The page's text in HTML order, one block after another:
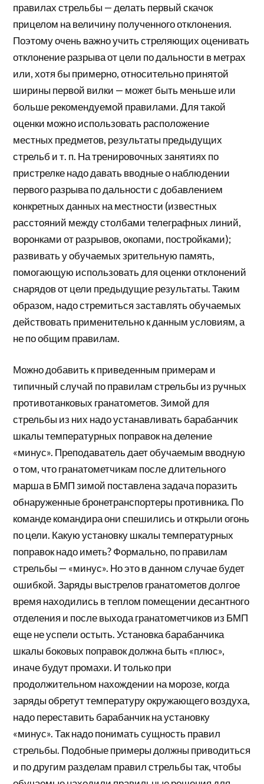
правилах стрельбы — делать первый скачок
прицелом на величину полученного отклонения.
Поэтому очень важно учить стреляющих оценивать
отклонение разрыва от цели по дальности в метрах
или, хотя бы примерно, относительно принятой
ширины первой вилки — может быть меньше или
больше рекомендуемой правилами. Для такой
оценки можно использовать расположение
местных предметов, результаты предыдущих
стрельб и т. п. На тренировочных занятиях по
пристрелке надо давать вводные о наблюдении
первого разрыва по дальности с добавлением
конкретных данных на местности (известных
расстояний между столбами телеграфных линий,
воронками от разрывов, окопами, постройками);
развивать у обучаемых зрительную память,
помогающую использовать для оценки отклонений
снарядов от цели предыдущие результаты. Таким
образом, надо стремиться заставлять обучаемых
действовать применительно к данным условиям, а
не по общим правилам.
Можно добавить к приведенным примерам и
типичный случай по правилам стрельбы из ручных
противотанковых гранатометов. Зимой для
стрельбы из них надо устанавливать барабанчик
шкалы температурных поправок на деление
«минус». Преподаватель дает обучаемым вводную
о том, что гранатометчикам после длительного
марша в БМП зимой поставлена задача поразить
обнаруженные бронетранспортеры противника. По
команде командира они спешились и открыли огонь
по цели. Какую установку шкалы температурных
поправок надо иметь? Формально, по правилам
стрельбы — «минус». Но это в данном случае будет
ошибкой. Заряды выстрелов гранатометов долгое
время находились в теплом помещении десантного
отделения и после выхода гранатометчиков из БМП
еще не успели остыть. Установка барабанчика
шкалы боковых поправок должна быть «плюс»,
иначе будут промахи. И только при
продолжительном нахождении на морозе, когда
заряды обретут температуру окружающего воздуха,
надо переставить барабанчик на установку
«минус». Так надо понимать сущность правил
стрельбы. Подобные примеры должны приводиться
и по другим разделам правил стрельбы так, чтобы